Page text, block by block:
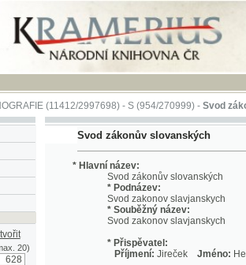
(11412/2997698) -S (954/270999)-Svod zákonův
20)
Svod zákonův slovanských
* Hlavní název:
Svod zákonův slovanských
* Podnázev:
Svod zakonov slavjanskych
* Souběžný název:
Svod zakonov slavjanskych
* Přispěvatel:
* Druh dokumentu:
monografie